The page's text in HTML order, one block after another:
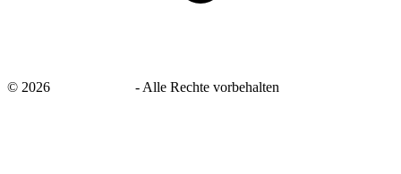
© 2026 - Alle Rechte vorbehalten